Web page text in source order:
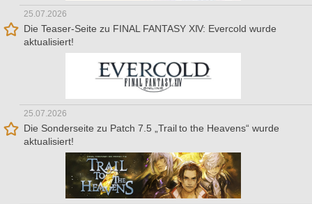
25.07.2026
Die Teaser-Seite zu FINAL FANTASY XIV: Evercold wurde
aktualisiert!
25.07.2026
Die Sonderseite zu Patch 7.5 „Trail to the Heavens“ wurde
aktualisiert!